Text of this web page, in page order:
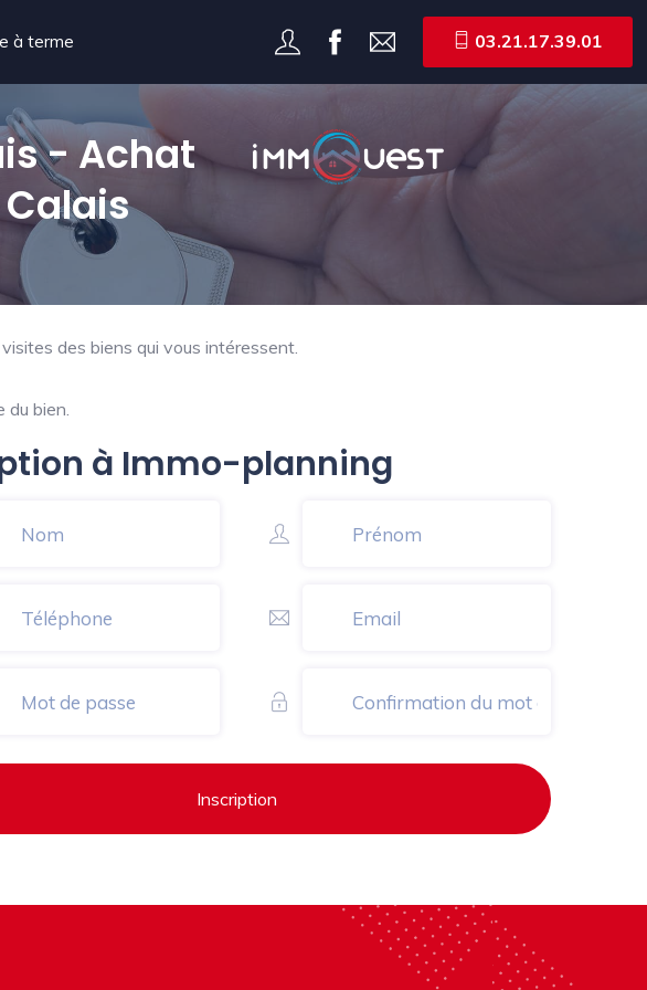
03.21.17.39.01
à terme
- Achat
des biens qui vous intéressent.
du bien.
à Immo-planning
Inscription